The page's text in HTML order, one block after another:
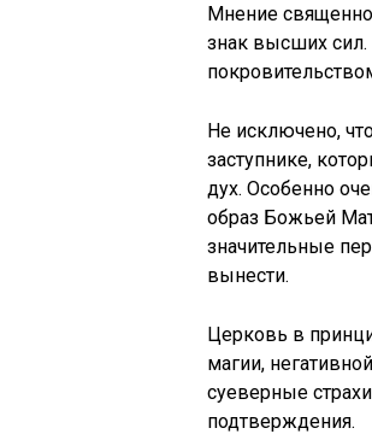
Мнение
знак высших
Не исключено,
заступнике,
дух. Особенно
образ Божьей
значительные
вынести.
Церковь в
магии,
суеверные
подтверждения.